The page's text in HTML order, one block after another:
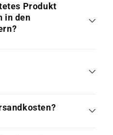
Produkt
in den